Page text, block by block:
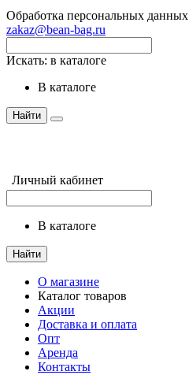
Обработка персональных данных
zakaz@bean-bag.ru
Искать: в каталоге
в каталоге
Найти
Личный кабинет
в каталоге
Найти
О магазине
Каталог товаров
Акции
Доставка и оплата
Опт
Аренда
Контакты